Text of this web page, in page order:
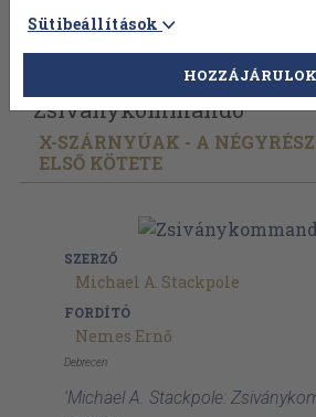
Vissza az előző oldalra
Zsiványkommandó
X-SZÁRNYÚAK - A
ELSŐ KÖTETE
SZERZŐ
Michael A. Stackpole
FORDÍTÓ
Nemes Ernő
Debrecen
'Michael A. Stackpole:
Sütibeállítások
HOZZÁJÁRULOK